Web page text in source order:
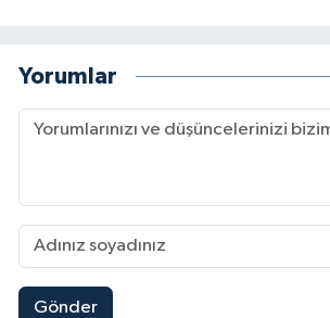
Yorumlar
Gönder